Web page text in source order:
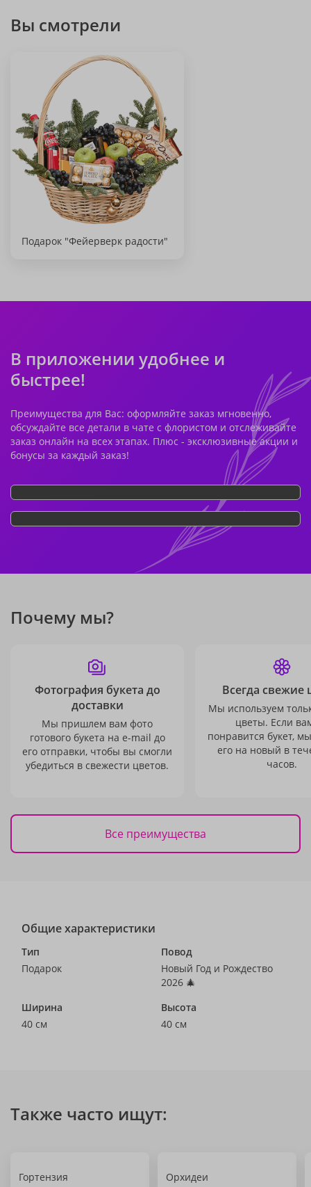
Вы смотрели
Подарок "Фейерверк радости"
В приложении удобнее и
быстрее!
Преимущества для Вас: оформляйте заказ мгновенно,
обсуждайте все детали в чате с флористом и отслеживайте
заказ онлайн на всех этапах. Плюс - эксклюзивные акции и
бонусы за каждый заказ!
Почему мы?
Фотография букета до
доставки
Мы пришлем вам фото
готового букета на e-mail до
его отправки, чтобы вы смогли
убедиться в свежести цветов.
Всегда свежие
Мы используем
цветы. Если
понравится букет,
его на новый в
часов.
Все преимущества
Общие характеристики
Тип
Подарок
Повод
Новый Год и Рождество
2026 🎄
Ширина
40 см
Высота
40 см
Также часто ищут:
Гортензия Орхидеи